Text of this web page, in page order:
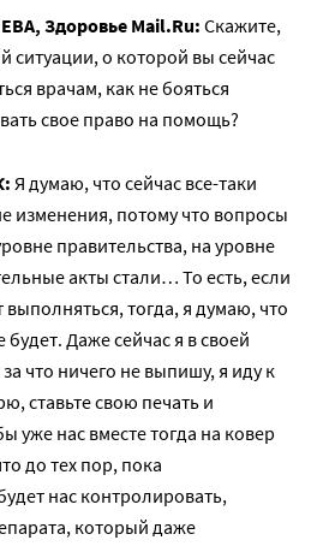
Здоровье Mail.Ru: Скажите,
ситуации, о которой вы сейчас
врачам, как не бояться
свое право на помощь?
Я думаю, что сейчас все-таки
изменения, потому что вопросы
правительства, на уровне
акты стали… То есть, если
выполняться, тогда, я думаю, что
Даже сейчас я в своей
что ничего не выпишу, я иду к
ставьте свою печать и
уже нас вместе тогда на ковер
до тех пор, пока
нас контролировать,
который даже